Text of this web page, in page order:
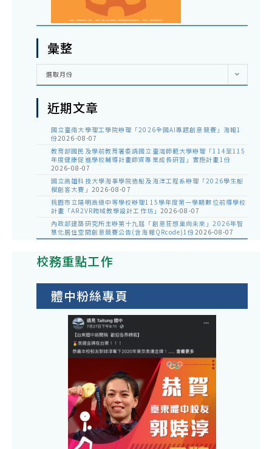
彙整
彙
選取月份
近期文章
國立臺南大學理工學院辦理「2026全國AI專題創意競賽」海報1
份2026-08-07
教育部國民及學前教育署委請國立臺灣師範大學辦理「114至115
年度健康促進學校輔導計畫師資專業成長研習」實施計畫1份
2026-08-07
國立高雄科技大學海事學院造船及海洋工程系辦理「2026學生船
模創客大賽」 2026-08-07
桃園市立陽明高級中等學校辦理115學年度第一學期數位前導學校
計畫「AR2VR跨域教學設計工作坊」 2026-08-07
內政部建築研究所主辦第十九屆「創意狂想巢向未來」2026年智
慧化居住空間創意競賽公告(含海報QRcode)1份2026-08-07
校務重點工作
體中粉絲專頁